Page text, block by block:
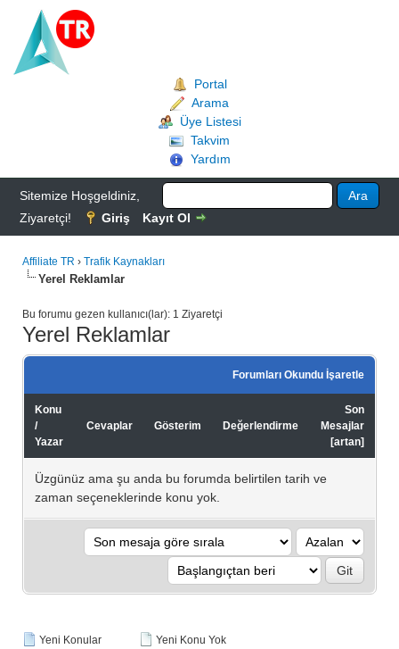
Portal
Arama
Üye Listesi
Takvim
Yardım
Sitemize Hoşgeldiniz,
Ziyaretçi!
Giriş Kayıt Ol
Affiliate TR › Trafik Kaynakları
Yerel Reklamlar
Bu forumu gezen kullanıcı(lar): 1 Ziyaretçi
Yerel Reklamlar
Forumları Okundu İşaretle
Konu
/
Yazar
Cevaplar Gösterim Değerlendirme
Son
Mesajlar
[artan]
Üzgünüz ama şu anda bu forumda belirtilen tarih ve
zaman seçeneklerinde konu yok.
Yeni Konular
Yeni Konu Yok